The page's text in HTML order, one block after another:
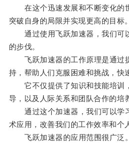
在这个迅速发展和不断变化的
突破自身的局限并实现更高的目标。
通过使用飞跃加速器，我们可
的步伐。
飞跃加速器的工作原理是通过
持，帮助人们克服困难和挑战，快
它不仅提供了知识和技能培训
导，以及人际关系和团队合作的培
通过这个加速器，我们可以学
术应用，改善我们的工作效率和个
飞跃加速器的应用范围很广泛。